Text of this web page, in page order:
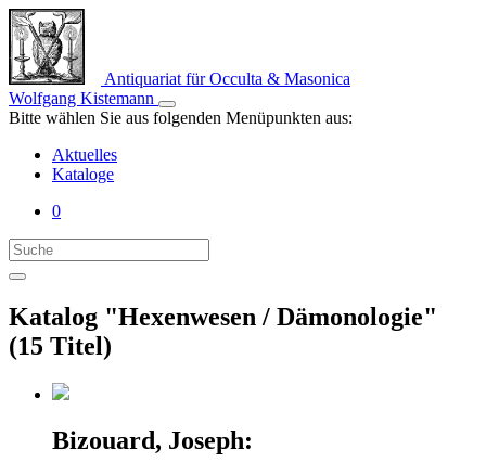
Antiquariat für Occulta & Masonica
Wolfgang Kistemann
Bitte wählen Sie aus folgenden Menüpunkten aus:
Aktuelles
Kataloge
0
Katalog "Hexenwesen / Dämonologie"
(15 Titel)
Bizouard, Joseph: